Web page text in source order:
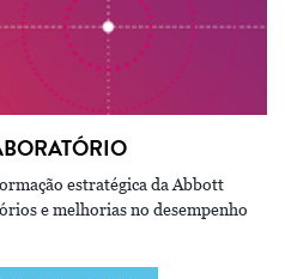
estratégica da Abbott
e melhorias no desempenho